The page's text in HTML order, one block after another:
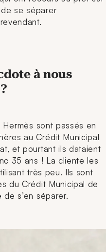
se séparer
à nous
sont passés en
au Crédit Municipal
et pourtant ils dataient
35 ans ! La cliente les
très peu. Ils sont
du Crédit Municipal de
de s’en séparer.